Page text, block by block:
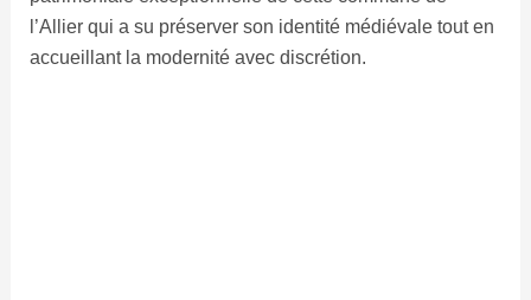
l’Allier qui a su préserver son identité médiévale tout en
accueillant la modernité avec discrétion.